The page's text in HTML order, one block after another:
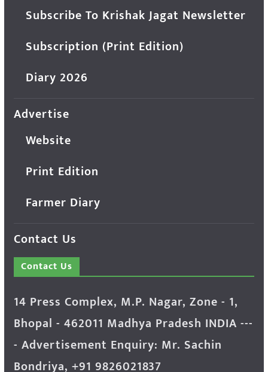
Subscribe To Krishak Jagat Newsletter
Subscription (Print Edition)
Diary 2026
Advertise
Website
Print Edition
Farmer Diary
Contact Us
Contact Us
14 Press Complex, M.P. Nagar, Zone - 1,
Bhopal - 462011 Madhya Pradesh INDIA ---
- Advertisement Enquiry: Mr. Sachin
Bondriya, +91 9826021837